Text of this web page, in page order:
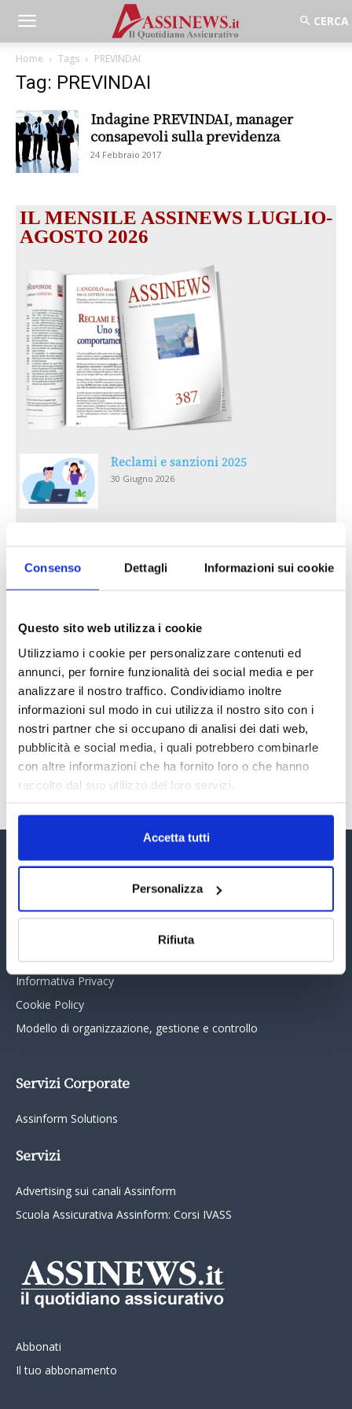
Consenso Dettagli Informazioni sui cookie
Questo sito web utilizza i cookie
Utilizziamo i cookie per personalizzare contenuti ed
annunci, per fornire funzionalità dei social media e per
analizzare il nostro traffico. Condividiamo inoltre
informazioni sul modo in cui utilizza il nostro sito con i
nostri partner che si occupano di analisi dei dati web,
pubblicità e social media, i quali potrebbero combinarle
con altre informazioni che ha fornito loro o che hanno
raccolto dal suo utilizzo dei loro servizi.
Accetta tutti
Personalizza
Rifiuta
Home Tags PREVINDAI
Tag: PREVINDAI
Indagine PREVINDAI, manager
consapevoli sulla previdenza
24 Febbraio 2017
IL MENSILE ASSINEWS LUGLIO-
AGOSTO 2026
Reclami e sanzioni 2025
30 Giugno 2026
30 Giugno 2026
30 Giugno 2026
PREMI 2025. I TOP TEN
30 Giugno 2026
TUTTI GLI ARTICOLI DEL MESE
Assinform Editore
Chi siamo
Collabora con noi
Informativa Privacy
Cookie Policy
Modello di organizzazione, gestione e controllo
Servizi Corporate
Assinform Solutions
Servizi
Advertising sui canali Assinform
Scuola Assicurativa Assinform: Corsi IVASS
Abbonati
Il tuo abbonamento